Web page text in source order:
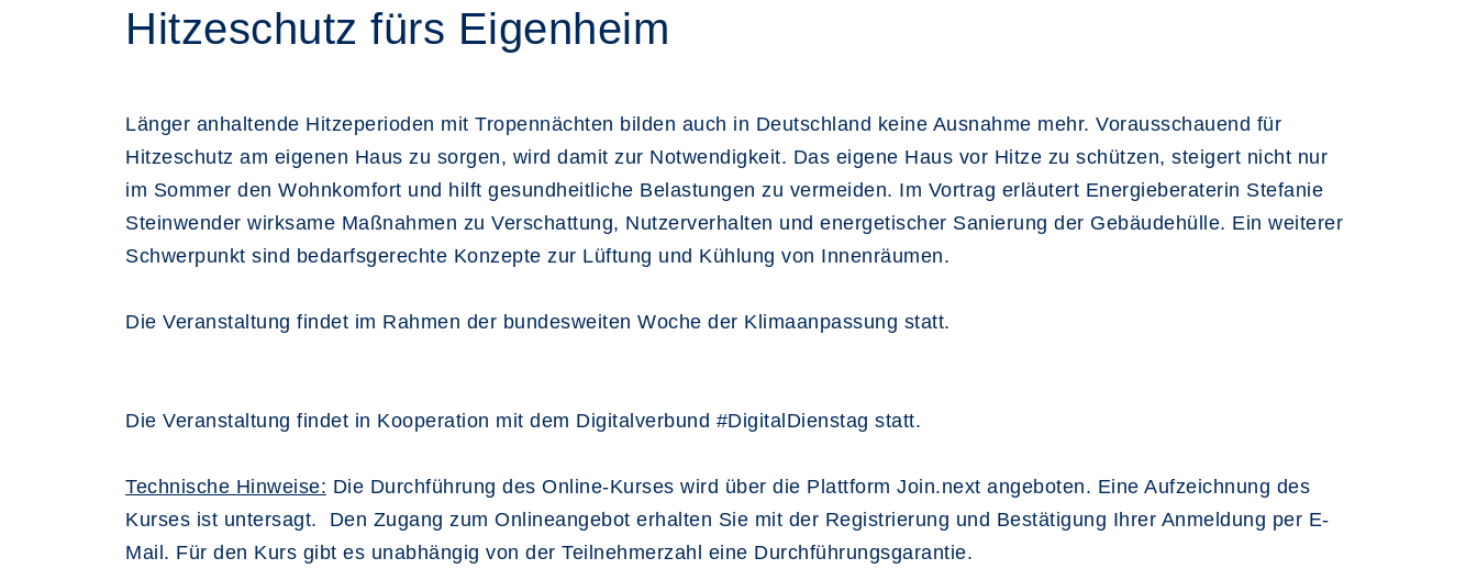
Hitzeschutz fürs Eigenheim
Länger anhaltende Hitzeperioden mit Tropennächten bilden auch in Deutschland keine Ausnahme mehr. Vorausschauend für
Hitzeschutz am eigenen Haus zu sorgen, wird damit zur Notwendigkeit. Das eigene Haus vor Hitze zu schützen, steigert nicht nur
im Sommer den Wohnkomfort und hilft gesundheitliche Belastungen zu vermeiden. Im Vortrag erläutert Energieberaterin Stefanie
Steinwender wirksame Maßnahmen zu Verschattung, Nutzerverhalten und energetischer Sanierung der Gebäudehülle. Ein weiterer
Schwerpunkt sind bedarfsgerechte Konzepte zur Lüftung und Kühlung von Innenräumen.
Die Veranstaltung findet im Rahmen der bundesweiten Woche der Klimaanpassung statt.
Die Veranstaltung findet in Kooperation mit dem Digitalverbund #DigitalDienstag statt.
Technische Hinweise: Die Durchführung des Online-Kurses wird über die Plattform Join.next angeboten. Eine Aufzeichnung des
Kurses ist untersagt. Den Zugang zum Onlineangebot erhalten Sie mit der Registrierung und Bestätigung Ihrer Anmeldung per E-
Mail. Für den Kurs gibt es unabhängig von der Teilnehmerzahl eine Durchführungsgarantie.